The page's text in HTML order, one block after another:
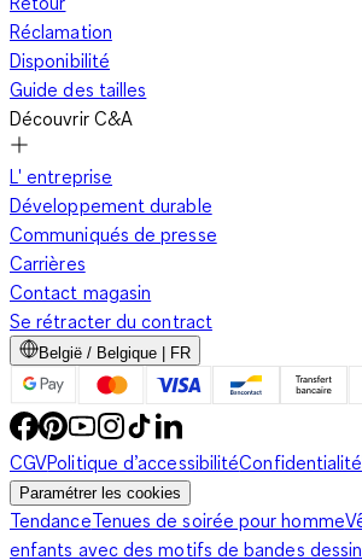
Réclamation
Disponibilité
Guide des tailles
Découvrir C&A
L' entreprise
Développement durable
Communiqués de presse
Carrières
Contact magasin
Se rétracter du contract
België / Belgique | FR
CGVPolitique d’accessibilitéConfidentialité
Paramétrer les cookies
TendanceTenues de soirée pour homme
enfants avec des motifs de bandes